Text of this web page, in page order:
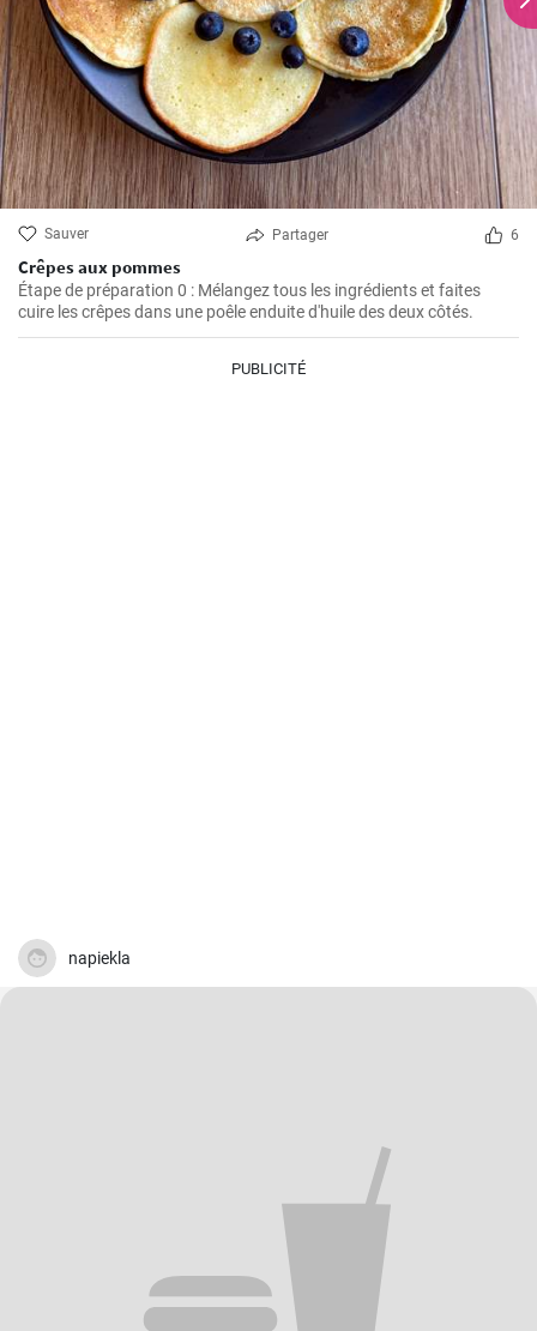
Sauver Partager 6
Crêpes aux pommes
Étape de préparation 0 : Mélangez tous les ingrédients et faites
cuire les crêpes dans une poêle enduite d'huile des deux côtés.
PUBLICITÉ
napiekla